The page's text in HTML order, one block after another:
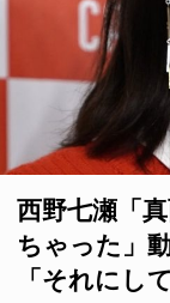
西野七瀬「
ちゃった」
「それにし